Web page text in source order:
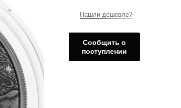
Нашли дешевле?
Сообщить о
поступлении